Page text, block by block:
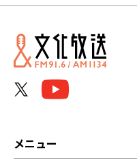
2026年06月
2026年05月
メニュー